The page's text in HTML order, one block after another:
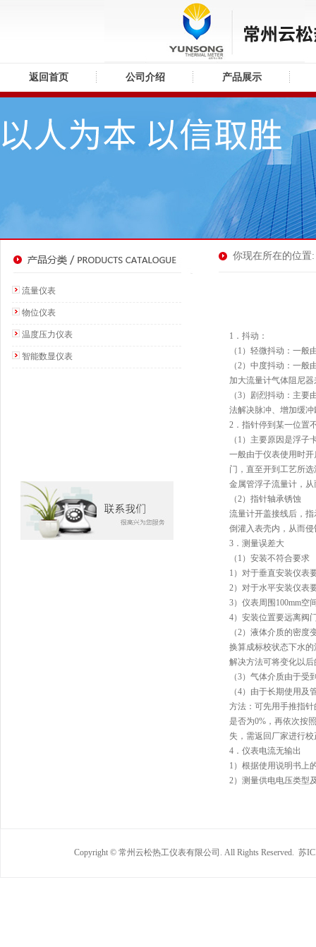
返回首页 公司介绍 产品展示
流量仪表
物位仪表
温度压力仪表
智能数显仪表
你现在所在的位置
1．抖动：
（1）轻微抖动：一
（2）中度抖动：一
加大流量计气体阻尼器
（3）剧烈抖动：主
法解决脉冲、增加缓
2．指针停到某一位置
（1）主要原因是浮子
一般由于仪表使用时
门，直至开到工艺所
金属管浮子流量计，从
（2）指针轴承锈蚀
流量计开盖接线后，
倒灌入表壳内，从而
3．测量误差大
（1）安装不符合要求
1）对于垂直安装仪表
2）对于水平安装仪表
3）仪表周围100mm空
4）安装位置要远离阀
（2）液体介质的密
换算成标校状态下水
解决方法可将变化以
（3）气体介质由于
（4）由于长期使用
方法：可先用手推指
是否为0%，再依次按
失，需返回厂家进行校
4．仪表电流无输出
1）根据使用说明书上
2）测量供电电压类型
Copyright © 常州云松热工仪表有限公司. All Rights Reserved. 苏